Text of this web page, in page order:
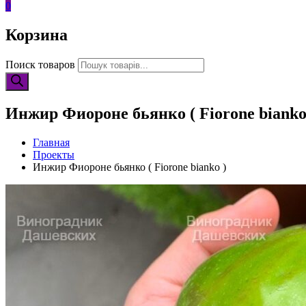
0
Корзина
Поиск товаров
Инжир Фиороне бьянко ( Fiorone
Главная
Проекты
Инжир Фиороне бьянко ( Fiorone bianko )